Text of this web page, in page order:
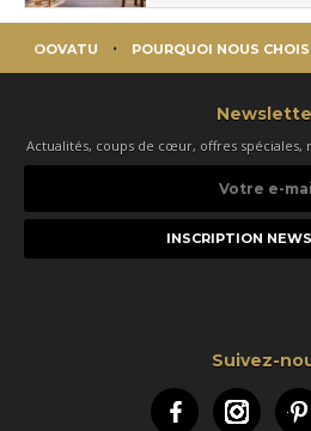
OOVATU POURQUOI NOUS
Actualités, coups de cœur, offres spéciales,
e-
Suivez-
Facebook